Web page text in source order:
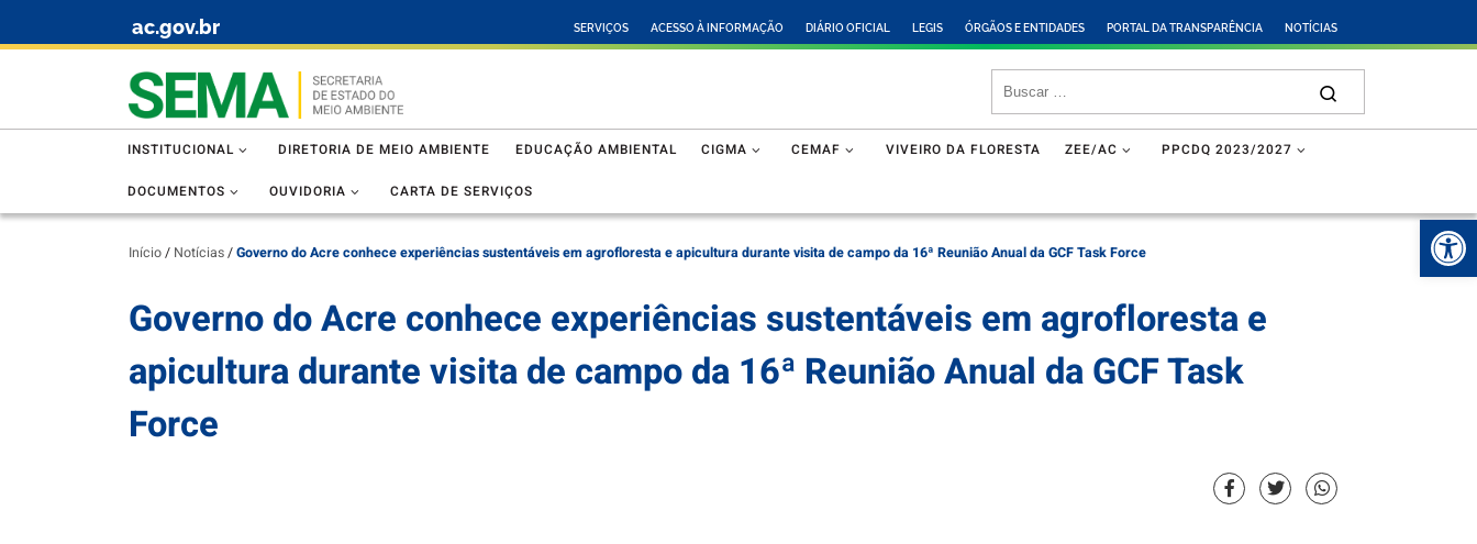
ac.gov.br SERVIÇOS ACESSO À INFORMAÇÃO DIÁRIO OFICIAL LEGIS ÓRGÃOS E ENTIDADES PORTAL DA TRANSPARÊNCIA NOTÍCIAS
INSTITUCIONAL DIRETORIA DE MEIO AMBIENTE EDUCAÇÃO AMBIENTAL CIGMA CEMAF VIVEIRO DA FLORESTA ZEE/AC PPCDQ 2023/2027
DOCUMENTOS OUVIDORIA CARTA DE SERVIÇOS
Início/ Notícias/Governo do Acre conhece experiências sustentáveis em agrofloresta e apicultura durante visita de campo da 16ª Reunião Anual da GCF Task Force
Governo do Acre conhece experiências sustentáveis em agrofloresta e
apicultura durante visita de campo da 16ª Reunião Anual da GCF Task
Force